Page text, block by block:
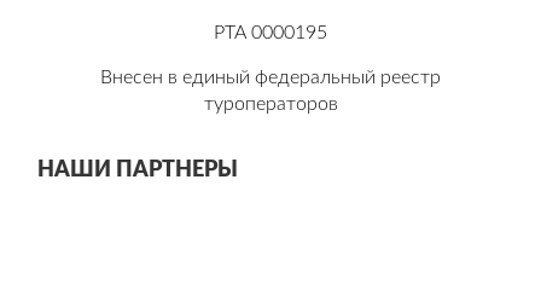
РТА 0000195
Внесен в единый федеральный реестр
туроператоров
НАШИ ПАРТНЕРЫ